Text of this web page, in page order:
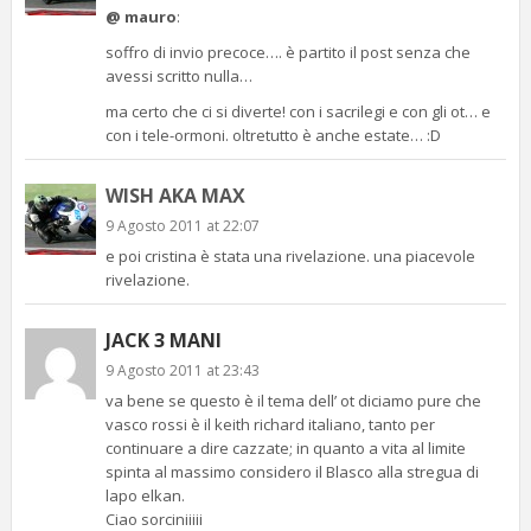
@ mauro:
soffro di invio precoce…. è partito il post senza che
avessi scritto nulla…
ma certo che ci si diverte! con i sacrilegi e con gli ot… e
con i tele-ormoni. oltretutto è anche estate… :D
WISH AKA MAX
9 Agosto 2011 at 22:07
e poi cristina è stata una rivelazione. una piacevole
rivelazione.
JACK 3 MANI
9 Agosto 2011 at 23:43
va bene se questo è il tema dell’ ot diciamo pure che
vasco rossi è il keith richard italiano, tanto per
continuare a dire cazzate; in quanto a vita al limite
spinta al massimo considero il Blasco alla stregua di
lapo elkan.
Ciao sorciniiiii